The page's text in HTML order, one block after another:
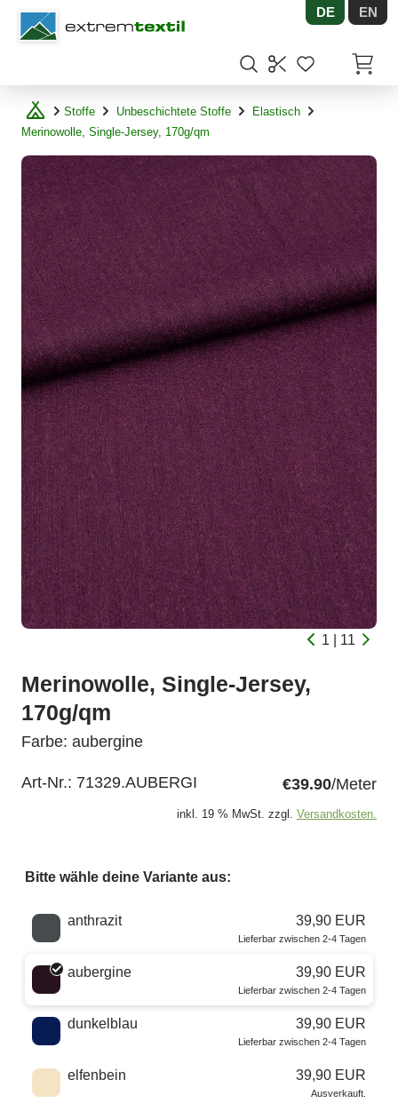
Shopware DE EN
Stoffe Unbeschichtete Stoffe
Elastisch
Merinowolle, Single-Jersey, 170g/qm
1 | 11
Merinowolle, Single-Jersey,
170g/qm
Farbe: aubergine
Art-Nr.: 71329.AUBERGI €39.90/Meter
inkl. 19 % MwSt. zzgl. Versandkosten.
Bitte wähle deine Variante aus:
Wähle eine Farbe
anthrazit 39,90 EUR
Lieferbar zwischen 2-4 Tagen
aubergine 39,90 EUR
Lieferbar zwischen 2-4 Tagen
dunkelblau 39,90 EUR
Lieferbar zwischen 2-4 Tagen
elfenbein 39,90 EUR
Ausverkauft.